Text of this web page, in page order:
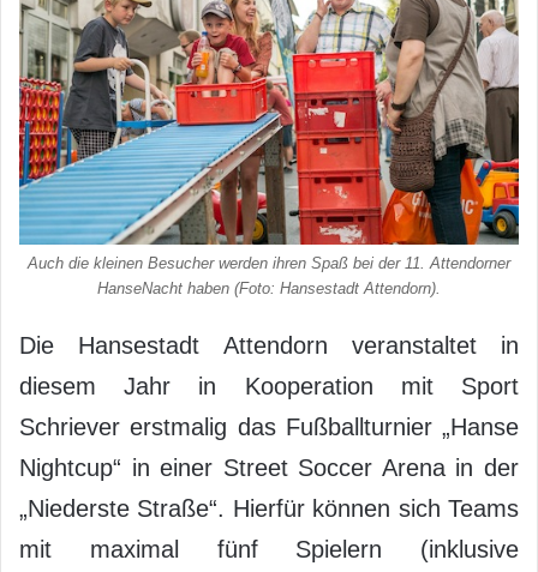
Auch die kleinen Besucher werden ihren Spaß bei der 11. Attendorner
HanseNacht haben (Foto: Hansestadt Attendorn).
Die Hansestadt Attendorn veranstaltet in
diesem Jahr in Kooperation mit Sport
Schriever erstmalig das Fußballturnier „Hanse
Nightcup“ in einer Street Soccer Arena in der
„Niederste Straße“. Hierfür können sich Teams
mit maximal fünf Spielern (inklusive